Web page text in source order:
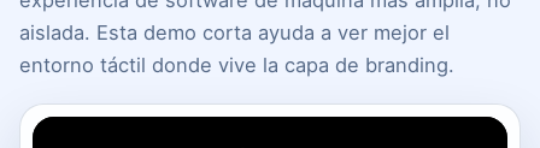
aislada. Esta demo corta ayuda a ver mejor el
entorno táctil donde vive la capa de branding.